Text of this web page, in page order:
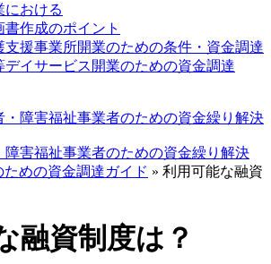
における
書作成のポイント
支援事業所開業のための条件・資金調達
デイサービス開業のための資金調達
障害福祉事業者のための資金繰り解決
めの資金調達ガイド » 利用可能な融資
融資制度は？